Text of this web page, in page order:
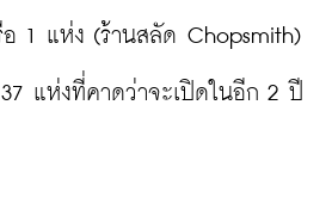
อ 1 แห่ง (ร้านสลัด Chopsmith)
แห่งที่คาดว่าจะเปิดในอีก 2 ปี